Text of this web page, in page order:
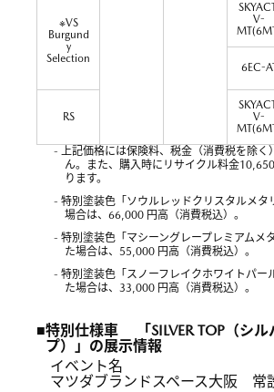
※VS
Burgund
y
Selection
V-
6EC-
RS
V-
- 上記価格には保険料、税金（消費税を除く
ん。また、購入時にリサイクル料金
ります。
- 特別塗装色「ソウルレッドクリスタルメタ
場合は、66,000 円高（消費税込）。
- 特別塗装色「マシーングレープレミアムメ
た場合は、55,000 円高（消費税込）。
- 特別塗装色「スノーフレイクホワイトパー
た場合は、33,000 円高（消費税込）。
■特別仕様車 「SILVER TOP（シル
プ）」の展示情報
イベント名
マツダブランドスペース大阪 常